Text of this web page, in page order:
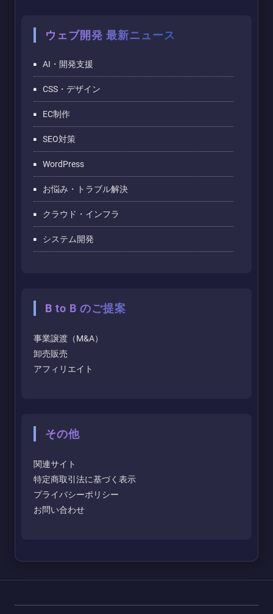
ウェブ開発 最新ニュース
AI・開発支援
CSS・デザイン
EC制作
SEO対策
WordPress
お悩み・トラブル解決
クラウド・インフラ
システム開発
B to B のご提案
事業譲渡（M&A）
卸売販売
アフィリエイト
その他
関連サイト
特定商取引法に基づく表示
プライバシーポリシー
お問い合わせ